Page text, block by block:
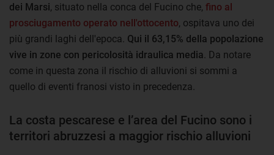
dei Marsi, situato nella conca del Fucino che, fino al
prosciugamento operato nell'ottocento, ospitava uno dei
più grandi laghi dell'epoca. Qui il 63,15% della popolazione
vive in zone con pericolosità idraulica media. Da notare
come in questa zona il rischio di alluvioni si sommi a
quello di eventi franosi visto in precedenza.
La costa pescarese e l’area del Fucino sono i
territori abruzzesi a maggior rischio alluvioni